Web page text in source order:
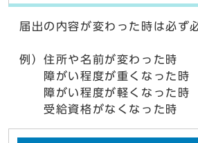
届出の内容が変わった時は必ず
例）住所や名前が変わった時
障がい程度が重くなった時
障がい程度が軽くなった時
受給資格がなくなった時